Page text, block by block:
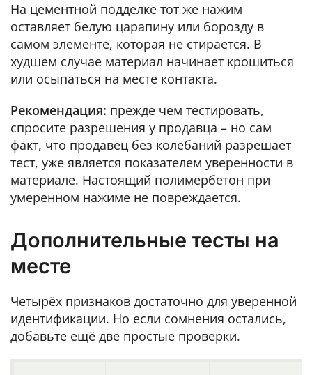
На цементной подделке тот же нажим
оставляет белую царапину или борозду в
самом элементе, которая не стирается. В
худшем случае материал начинает крошиться
или осыпаться на месте контакта.
Рекомендация: прежде чем тестировать,
спросите разрешения у продавца – но сам
факт, что продавец без колебаний разрешает
тест, уже является показателем уверенности в
материале. Настоящий полимербетон при
умеренном нажиме не повреждается.
Дополнительные тесты на
месте
Четырёх признаков достаточно для уверенной
идентификации. Но если сомнения остались,
добавьте ещё две простые проверки.